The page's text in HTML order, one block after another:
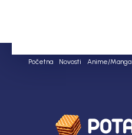
Početna Novosti Anime/Manga